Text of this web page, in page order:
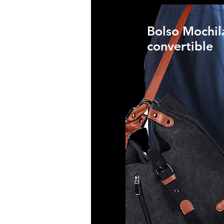
Bolso
convertible